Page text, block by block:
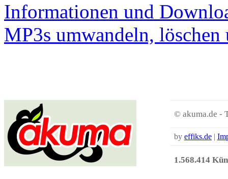
Informationen und
MP3s umwandeln,
© akuma.de -
by effiks.de |
1.568.414